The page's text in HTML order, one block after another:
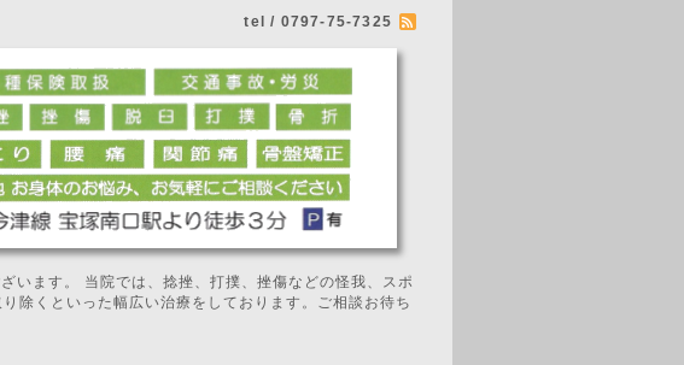
tel / 0797-75-7325
います。 当院では、捻挫、打撲、挫傷などの怪我、スポ
除くといった幅広い治療をしております。ご相談お待ち